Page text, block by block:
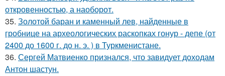
откровенностью, а наоборот.
35. Золотой баран и каменный лев, найденные в
гробнице на археологических раскопках гонур - депе (от
2400 до 1600 г. до н. э. ) в Туркменистане.
36. Сергей Матвиенко признался, что завидует доходам
Антон шастун.